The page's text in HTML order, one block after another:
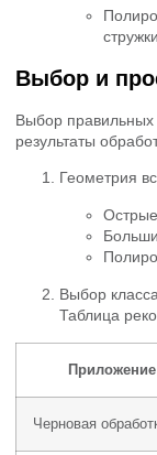
стружки
Выбор и
Выбор правильных
результаты
Геометрия
Выбор класса
Таблица
Приложение
Черновая